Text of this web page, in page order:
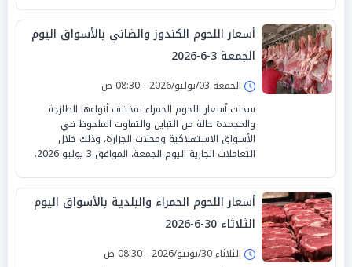
أسعار اللحوم الكندوز والضاني بالأسواق اليوم
الجمعة 3-6-2026
الجمعة 03/يوليو/2026 - 08:30 ص
سجلت أسعار اللحوم الحمراء بمختلف أنواعها الطازجة
والمجمدة حالة من التباين والتفاوت الملحوظ في
الأسواق الاستهلاكية ومحلات الجزارة، وذلك خلال
التعاملات الجارية اليوم الجمعة، الموافق 3 يوليو 2026.
أسعار اللحوم الحمراء والبلدية بالأسواق اليوم
الثلاثاء 30-6-2026
الثلاثاء 30/يونيو/2026 - 08:30 ص